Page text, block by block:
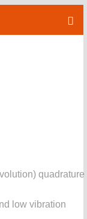
quadrature
low vibration